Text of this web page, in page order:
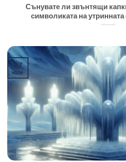
Сънувате ли звънтящи
символиката на
27
юли